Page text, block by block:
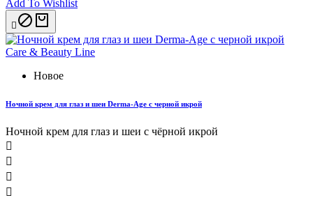
Add To Wishlist

Новое
Ночной крем для глаз и шеи Derma-Age с черной икрой
Ночной крем для глаз и шеи с чёрной икрой



